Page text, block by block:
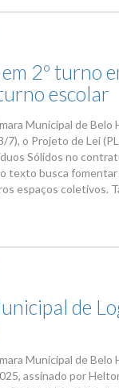
2º turno
escolar
Municipal de
7), o Projeto de Lei
Sólidos no
texto busca
espaços coletivos.
de
Municipal de
assinado por